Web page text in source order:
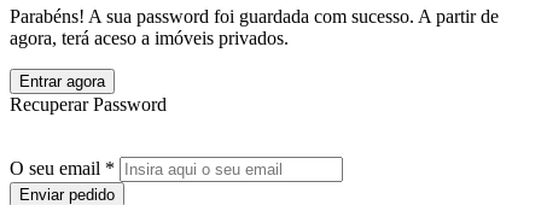
Parabéns! A sua password foi guardada com sucesso. A partir de
agora, terá aceso a imóveis privados.
Entrar agora
Recuperar Password
O seu email *
Enviar pedido